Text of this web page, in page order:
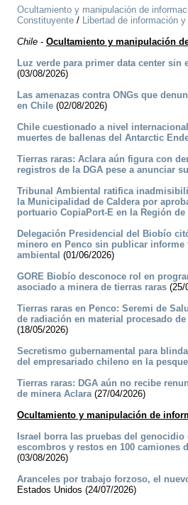
Ocultamiento y manipulación de
Constituyente / Libertad de información
Chile - Ocultamiento y manipulación
Luz verde para primer data center sin
(03/08/2026)
Las amenazas contra ONGs que
en Chile (02/08/2026)
Chile cuestionado a nivel
muertes de ballenas del Antarctic
Tierras raras: Aclara aún figura con
registros de la DGA pese a anunciar
Tribunal Ambiental ratifica
la Municipalidad de Caldera por
portuario CopiaPort-E en la Región de
Delegación Presidencial del Biobío
minero en Penco sin publicar informe
ambiental (01/06/2026)
GORE Biobío desconoce rol en
asociado a minera de tierras raras (25/
Tierras raras en Penco: Seremi de
de radiación en material procesado
(18/05/2026)
Secretismo gubernamental para
del empresariado chileno en la
Tierras raras: DGA aún no recibe
de minera Aclara(27/04/2026)
Ocultamiento y manipulación de
Israel borra las pruebas del genocidio
escombros y restos en 100 camiones
(03/08/2026)
Aranceles por trabajo forzoso, el
Estados Unidos (24/07/2026)